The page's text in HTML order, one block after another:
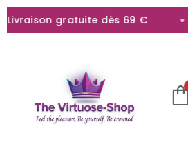
gratuite dès 69 €